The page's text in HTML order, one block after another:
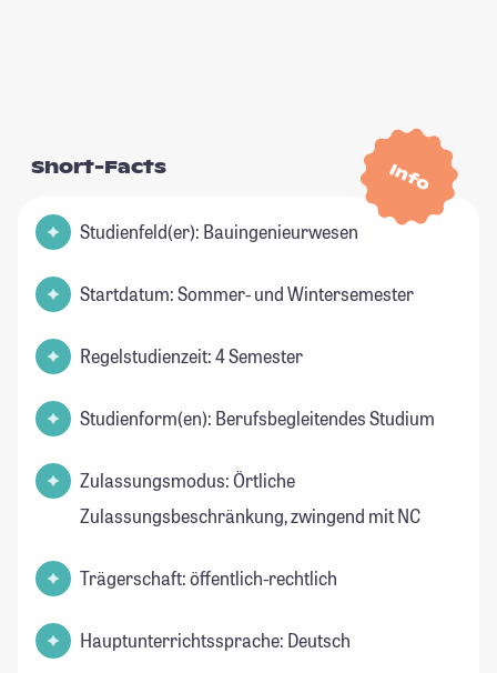
Info
Short-Facts
Studienfeld(er): Bauingenieurwesen
Startdatum: Sommer- und Wintersemester
Regelstudienzeit: 4 Semester
Studienform(en): Berufsbegleitendes Studium
Zulassungsmodus: Örtliche
Zulassungsbeschränkung, zwingend mit NC
Trägerschaft: öffentlich-rechtlich
Hauptunterrichtssprache: Deutsch